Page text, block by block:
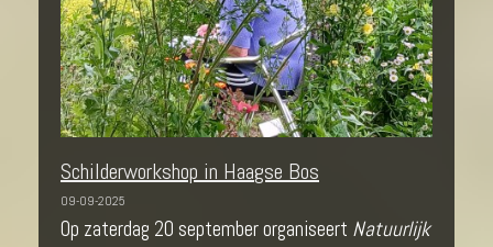
Schilderworkshop in Haagse Bos
09-09-2025
Op zaterdag 20 september organiseert Natuurlijk